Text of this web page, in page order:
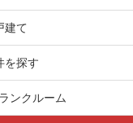
建て
を探す
ンクルーム